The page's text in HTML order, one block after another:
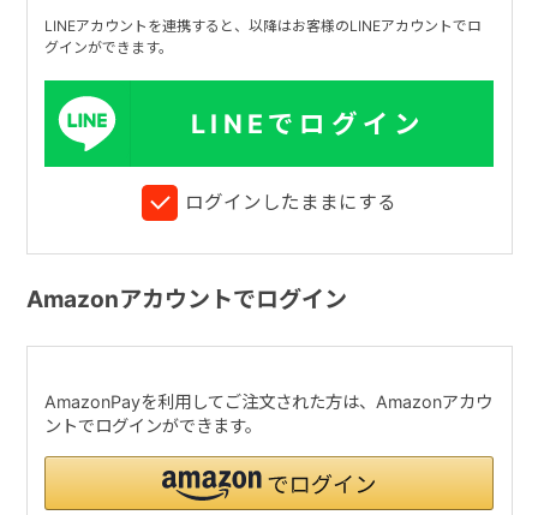
LINEアカウントを連携すると、以降はお客様のLINEアカウントでロ
グインができます。
LINEでログイン
ログインしたままにする
Amazonアカウントでログイン
AmazonPayを利用してご注文された方は、Amazonアカウ
ントでログインができます。